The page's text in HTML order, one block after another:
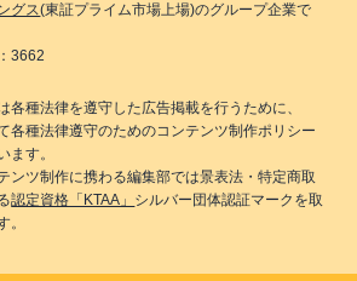
グス(東証プライム市場上場)のグループ企業で
3662
各種法律を遵守した広告掲載を行うために、
各種法律遵守のためのコンテンツ制作ポリシー
ます。
ンツ制作に携わる編集部では景表法・特定商取
認定資格「KTAA」 シルバー団体認証マークを取
。